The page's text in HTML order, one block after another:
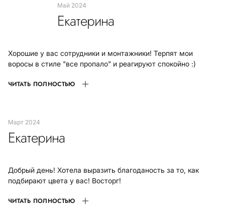
май 2024
Екатерина
Хорошие у вас сотрудники и монтажники! Терпят мои
воросы в стиле "все пропало" и реагируют спокойно :)
ЧИТАТЬ ПОЛНОСТЬЮ
март 2024
Екатерина
Добрый день! Хотела выразить благоданость за то, как
подбирают цвета у вас! Восторг!
ЧИТАТЬ ПОЛНОСТЬЮ